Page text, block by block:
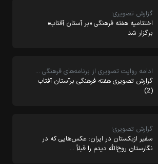
گزارش تصویری؛
اختتامیه هفته فرهنگی «بر آستان آفتاب»
برگزار شد
ادامه روایت تصویری از برنامه‌های فرهنگی …
گزارش تصویری هفته فرهنگی برآستان آفتاب
(2)
گزارش تصویری؛
سفیر ازبکستان در ایران: عکس‌هایی که در
نگارستان روح‌الله دیدم را قبلاً …